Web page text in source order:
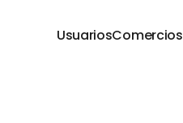
UsuariosComercios